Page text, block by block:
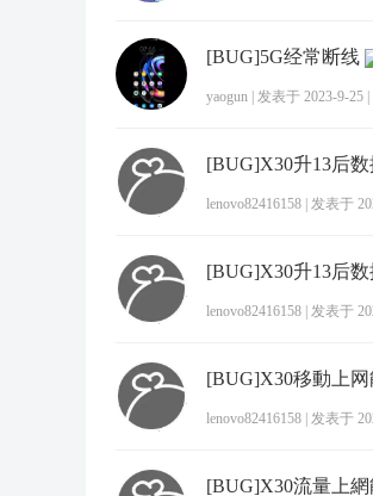
[BUG]5G经常断线
yaogun 发表于 2023-9-25
[BUG]X30升13后
lenovo82416158 发表于
[BUG]X30升13后
lenovo82416158 发表于
[BUG]X30移動上网
lenovo82416158 发表于
[BUG]X30流量上